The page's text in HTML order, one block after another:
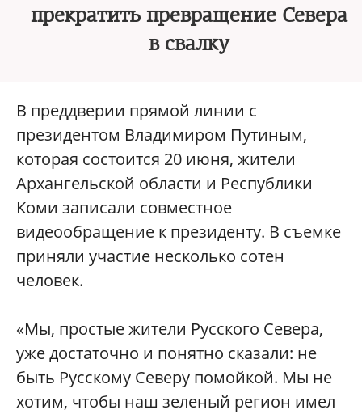
прекратить превращение Севера
в свалку
В преддверии прямой линии с
президентом Владимиром Путиным,
которая состоится 20 июня, жители
Архангельской области и Республики
Коми записали совместное
видеообращение к президенту. В съемке
приняли участие несколько сотен
человек.
«Мы, простые жители Русского Севера,
уже достаточно и понятно сказали: не
быть Русскому Северу помойкой. Мы не
хотим, чтобы наш зеленый регион имел